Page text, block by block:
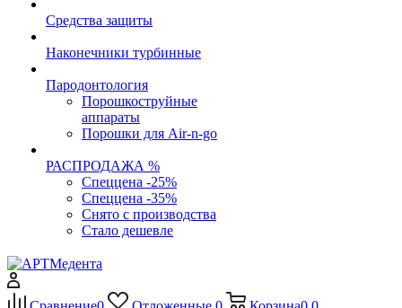
Средства защиты
Наконечники турбинные
Пародонтология
Порошкоструйные
аппараты
Порошки для Air-n-go
РАСПРОДАЖА %
Спеццена -25%
Спеццена -35%
Снято с производства
Стало дешевле